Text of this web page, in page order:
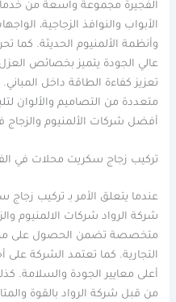
الفجيرة مجموعة واسعة من
الأبواب والنوافذ الزجاجية،
وأنظمة الألمنيوم الحديثة. كما
عالي الجودة يتميز بخصائص
تعزيز كفاءة الطاقة داخل
متعددة من التصاميم والألوان
أفضل شركات الألمنيوم والزجاج
تركيب زجاج سكريت محلات في
عندما يتعلق الأمر بـ تركيب
شركة الرواد شركات الالمنيوم
متخصصة تضمن الحصول على
التجارية. كما تعتمد الشركة
أعلى معايير الجودة والسلامة.
من قبل شركة الرواد بالقوة